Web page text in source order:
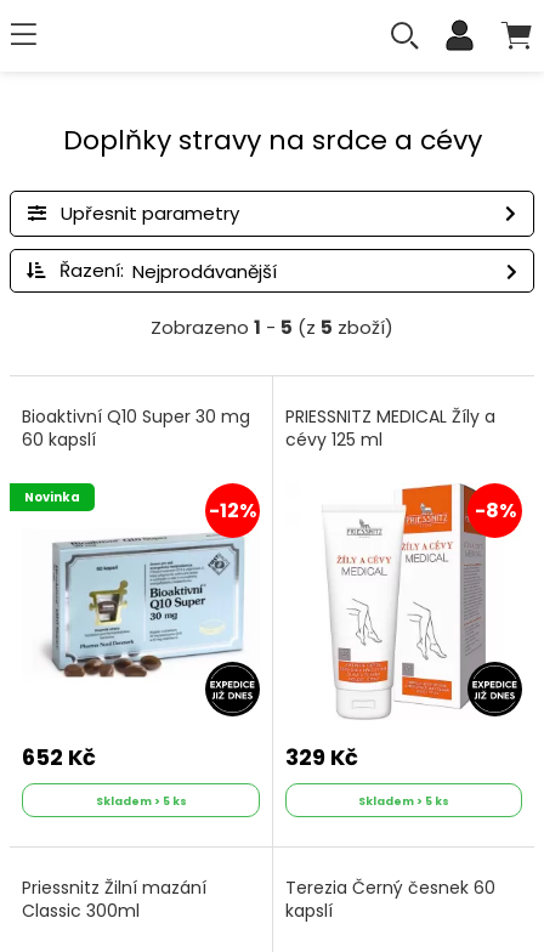
Doplňky stravy na srdce a cévy
Upřesnit parametry
Řazení:
Zobrazeno 1 - 5 (z 5 zboží)
Bioaktivní Q10 Super 30 mg
60 kapslí
-12%
Novinka
652 Kč
Skladem > 5 ks
PRIESSNITZ MEDICAL Žíly a
cévy 125 ml
-8%
329 Kč
Skladem > 5 ks
Priessnitz Žilní mazání
Classic 300ml
Terezia Černý česnek 60
kapslí